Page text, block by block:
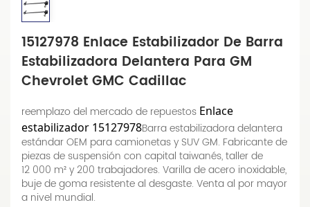
15127978 Enlace Estabilizador De Barra
Estabilizadora Delantera Para GM
Chevrolet GMC Cadillac
reemplazo del mercado de repuestos Enlace
estabilizador 15127978Barra estabilizadora delantera
estándar OEM para camionetas y SUV GM. Fabricante de
piezas de suspensión con capital taiwanés, taller de
12 000 m² y 200 trabajadores. Varilla de acero inoxidable,
buje de goma resistente al desgaste. Venta al por mayor
a nivel mundial.